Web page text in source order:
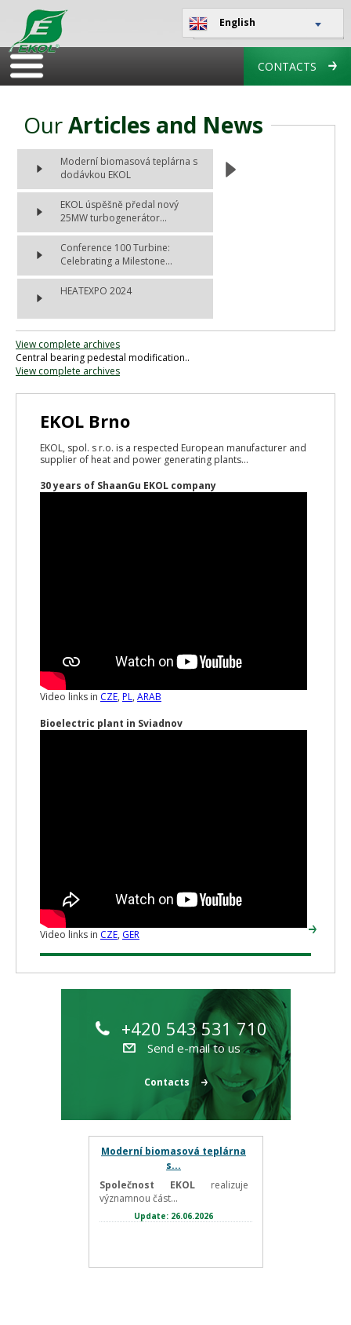
English
CONTACTS
OurArticles and News
Moderní biomasová teplárna s
dodávkou EKOL
EKOL úspěšně předal nový
25MW turbogenerátor...
Conference 100 Turbine:
Celebrating a Milestone...
HEATEXPO 2024
View complete archives
Central bearing pedestal modification..
View complete archives
EKOL Brno
EKOL, spol. s r.o. is a respected European manufacturer and
supplier of heat and power generating plants...
30 years of ShaanGu EKOL company
Video links in CZE, PL, ARAB
Bioelectric plant in Sviadnov
Video links in CZE, GER
+420 543 531 710
Send e-mail to us
Contacts
Moderní biomasová teplárna
s...
Společnost EKOLrealizuje
významnou část...
Update: 26.06.2026